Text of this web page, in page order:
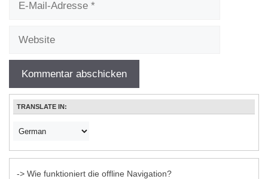
Mail-
TRANSLATE IN:
-> Wie funktioniert die offline Navigation?